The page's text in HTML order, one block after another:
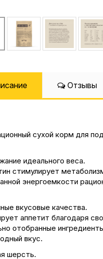
Отзывы
сухой корм для
идеального веса.
стимулирует
энергоемкости
вкусовые качества.
аппетит благодаря
отобранные
вкус.
шерсть.